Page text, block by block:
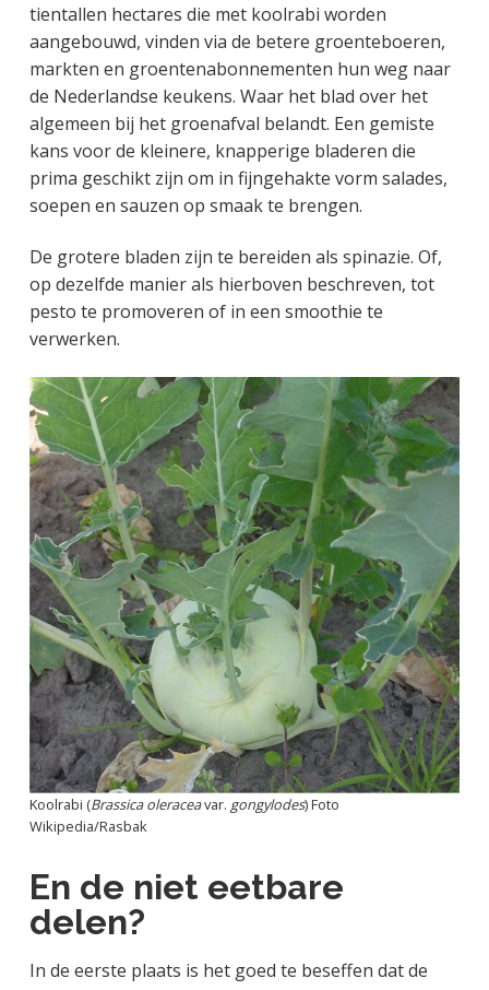
tientallen hectares die met koolrabi worden
aangebouwd, vinden via de betere groenteboeren,
markten en groentenabonnementen hun weg naar
de Nederlandse keukens. Waar het blad over het
algemeen bij het groenafval belandt. Een gemiste
kans voor de kleinere, knapperige bladeren die
prima geschikt zijn om in fijngehakte vorm salades,
soepen en sauzen op smaak te brengen.
De grotere bladen zijn te bereiden als spinazie. Of,
op dezelfde manier als hierboven beschreven, tot
pesto te promoveren of in een smoothie te
verwerken.
Koolrabi (Brassica oleraceavar. gongylodes) Foto
Wikipedia/Rasbak
En de niet eetbare
delen?
In de eerste plaats is het goed te beseffen dat de